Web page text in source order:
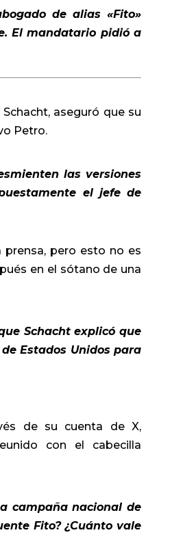
de alias «Fito»
El mandatario pidió a
aseguró que su
Petro.
las versiones
el jefe de
prensa, pero esto no es
en el sótano de una
Schacht explicó que
Estados Unidos para
de su cuenta de X,
con el cabecilla
campaña nacional de
Fito? ¿Cuánto vale